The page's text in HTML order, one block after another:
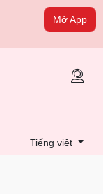
Mở App
Tiếng việt